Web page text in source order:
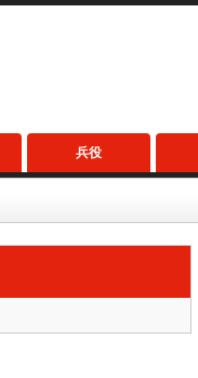
兵役